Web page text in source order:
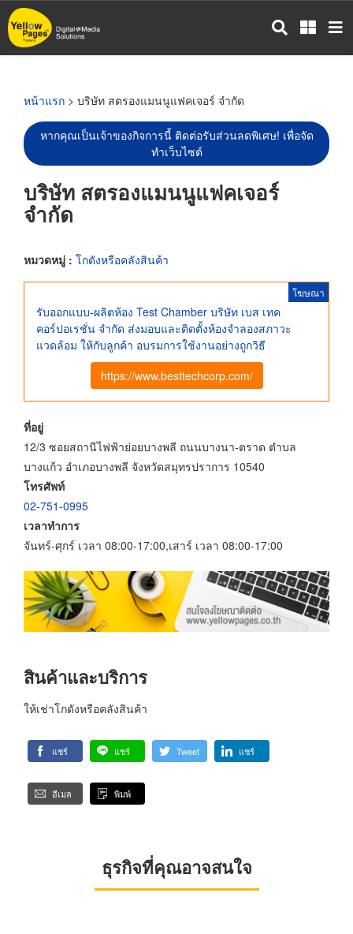
ข้าม
ไป
หน้าแรก > บริษัท สตรองแมนนูแฟคเจอร์ จำกัด
หากคุณเป็นเจ้าของกิจการนี้ ติดต่อรับส่วนลดพิเศษ! เพื่อจัด
ทำเว็บไซต์
บริษัท สตรองแมนนูแฟคเจอร์
จำกัด
หมวดหมู่ : โกดังหรือคลังสินค้า
โฆษณา
รับออกแบบ-ผลิตห้อง Test Chamber บริษัท เบส เทค
คอร์ปอเรชั่น จำกัด ส่งมอบและติดตั้งห้องจำลองสภาวะ
แวดล้อม ให้กับลูกค้า อบรมการใช้งานอย่างถูกวิธี
https://www.besttechcorp.com/
ที่อยู่
12/3 ซอยสถานีไฟฟ้าย่อยบางพลี ถนนบางนา-ตราด ตำบล
บางแก้ว อำเภอบางพลี จังหวัดสมุทรปราการ 10540
โทรศัพท์
02-751-0995
เวลาทำการ
จันทร์-ศุกร์ เวลา 08:00-17:00,เสาร์ เวลา 08:00-17:00
สินค้าและบริการ
ให้เช่าโกดังหรือคลังสินค้า
แชร์ แชร์ Tweet แชร์
อีเมล พิมพ์
ธุรกิจที่คุณอาจสนใจ